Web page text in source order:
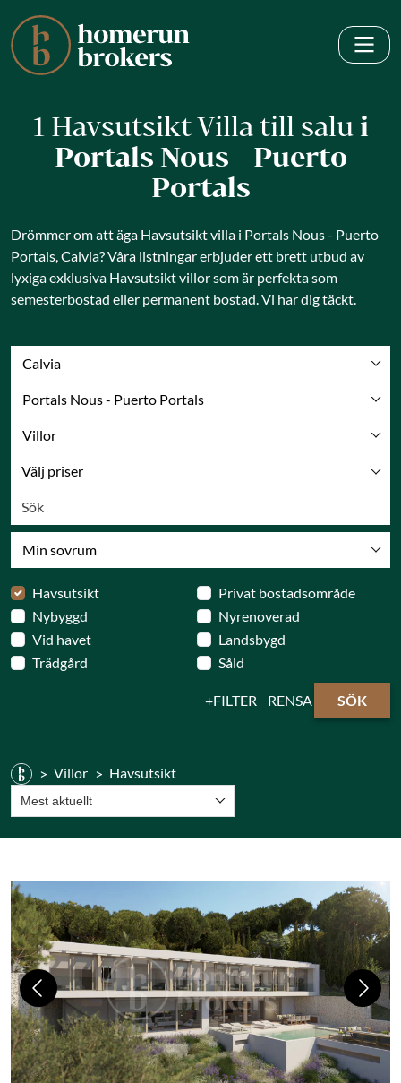
1 Havsutsikt Villa till salu i
Portals Nous - Puerto
Portals
Drömmer om att äga Havsutsikt villa i Portals Nous - Puerto
Portals, Calvia? Våra listningar erbjuder ett brett utbud av
lyxiga exklusiva Havsutsikt villor som är perfekta som
semesterbostad eller permanent bostad. Vi har dig täckt.
Calvia
Portals Nous - Puerto Portals
Villor
Välj priser
Min sovrum
Havsutsikt
Privat bostadsområde
Nybyggd
Nyrenoverad
Vid havet
Landsbygd
Trädgård
Såld
FILTER RENSA SÖK
Villor Havsutsikt
Mest aktuellt
Previous Next